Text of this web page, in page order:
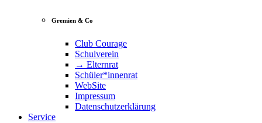
Gremien & Co
Club Courage
Schulverein
→ Elternrat
Schüler*innenrat
WebSite
Impressum
Datenschutzerklärung
Service